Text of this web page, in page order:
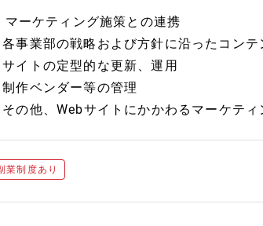
マーケティング施策との連携
事業部の戦略および方針に沿ったコン
イトの定型的な更新、運用
作ベンダー等の管理
の他、Webサイトにかかわるマーケテ
業制度あり